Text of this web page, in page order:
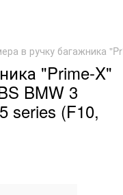
в ручку багажника
"Prime-X"
BMW 3
series (F10,